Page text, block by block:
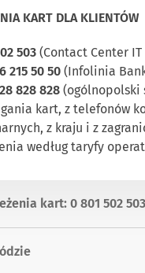
KART DLA KLIENTÓW
503 (Contact Center IT
215 50 50 (Infolinia
828 828 (ogólnopolski
kart, z telefonów
z kraju i z
według taryfy
kart: 0 801 502 503